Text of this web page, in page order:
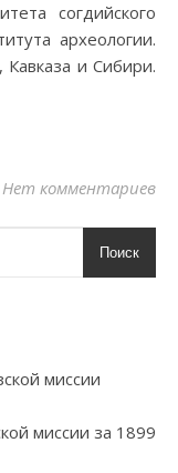
согдийского
археологии.
и Сибири.
Нет комментариев
Поиск
миссии
миссии за 1899